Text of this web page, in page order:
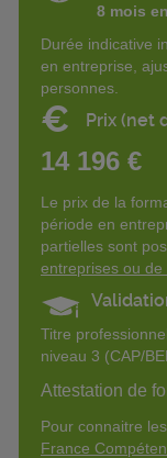
8 mois
Durée indicative
en entreprise,
personnes.
€ Prix (net
14 196 €
Le prix de la
période en
partielles sont
entreprises ou
Titre
niveau 3 (CAP/
Attestation de
Pour connaitre
France